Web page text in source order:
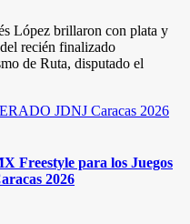
López brillaron con plata y
recién finalizado
de Ruta, disputado el
JDNJ Caracas 2026
Freestyle para los Juegos
2026